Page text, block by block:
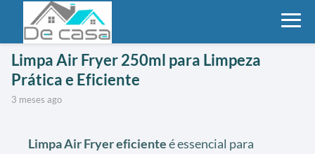
Limpa Air Fryer 250ml para Limpeza
Prática e Eficiente
3 meses ago
Limpa Air Fryer eficienteé essencial para